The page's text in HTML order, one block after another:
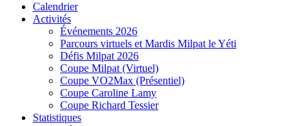
Calendrier
Activités
Événements 2026
Parcours virtuels et Mardis Milpat le Yéti
Défis Milpat 2026
Coupe Milpat (Virtuel)
Coupe VO2Max (Présentiel)
Coupe Caroline Lamy
Coupe Richard Tessier
Statistiques